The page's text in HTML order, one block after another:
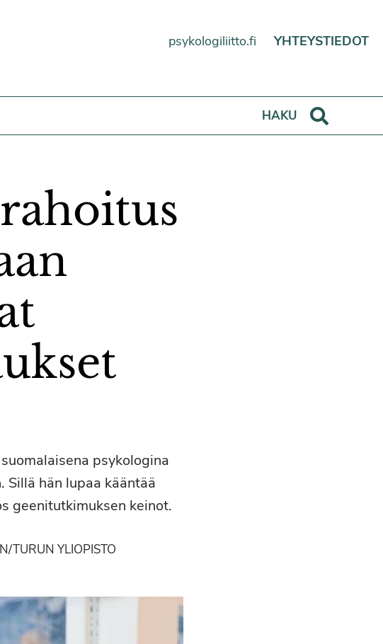
psykologiliitto.fi
YHTEYSTIEDOT
HAKU
psykologina
Sillä hän lupaa kääntää
geenitutkimuksen keinot.
TURUN YLIOPISTO